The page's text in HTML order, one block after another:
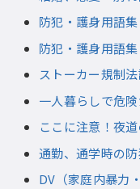
防犯・護身用語
防犯・護身用語
ストーカー規制
一人暮らしで危
ここに注意！夜
通勤、通学時の
DV（家庭内暴力